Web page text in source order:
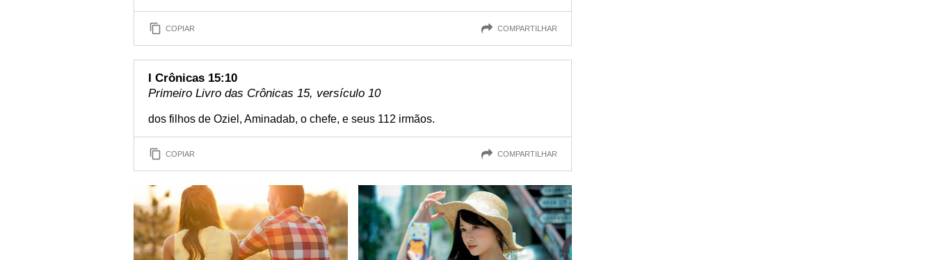
COPIAR COMPARTILHAR
I Crônicas 15:10
Primeiro Livro das Crônicas 15, versículo 10
dos filhos de Oziel, Aminadab, o chefe, e seus 112 irmãos.
COPIAR COMPARTILHAR